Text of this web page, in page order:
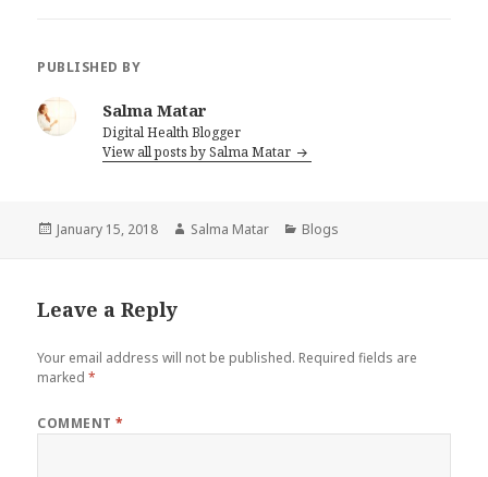
PUBLISHED BY
Salma Matar
Digital Health Blogger
View all posts by Salma Matar
Posted
January 15, 2018 Author
Salma Matar Categories
Blogs
Leave a Reply
Your email address will not be published. Required fields are
marked*
COMMENT*